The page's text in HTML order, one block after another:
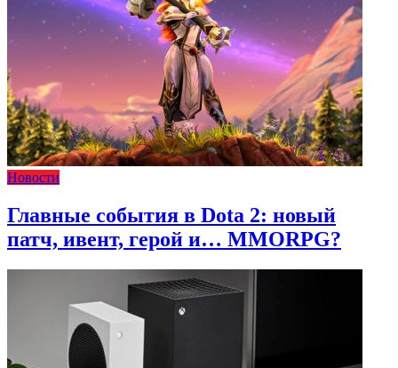
Новости
Главные события в Dota 2: новый
патч, ивент, герой и… MMORPG?